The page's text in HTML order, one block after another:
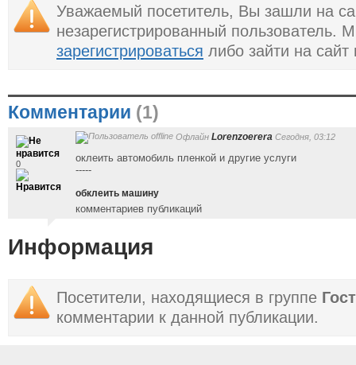
Уважаемый посетитель, Вы зашли на
незарегистрированный
зарегистрироваться либо зайти на
Комментарии (1)
0
Офлайн Lorenzoerera Сегодня, 03:12
оклеить автомобиль пленкой и другие услуги
-----
обклеить машину
комментариев публикаций
Информация
Посетители, находящиеся в группе
комментарии к данной публикации.